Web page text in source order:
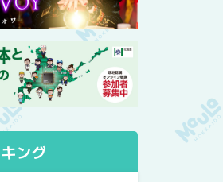
ング